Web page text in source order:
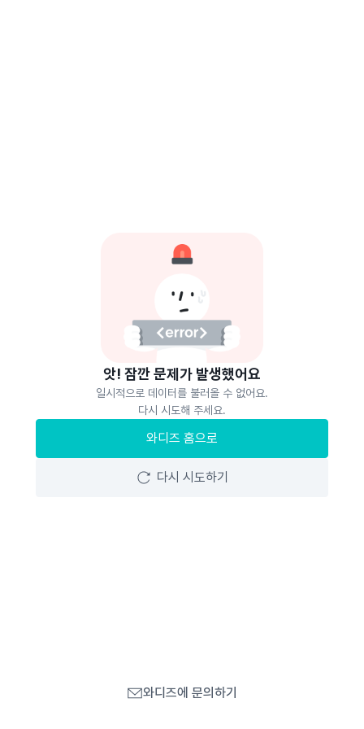
앗! 잠깐 문제가 발생했어요
일시적으로 데이터를 불러올 수 없어요.
다시 시도해 주세요.
와디즈 홈으로
다시 시도하기
와디즈에 문의하기